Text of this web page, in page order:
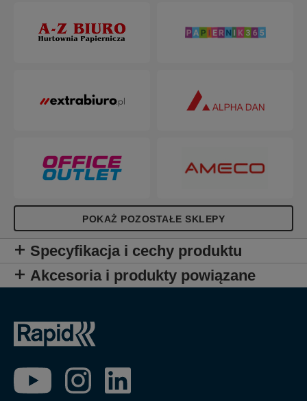
zmieści się w torebce, torbie na laptopa, a nawet w
kieszeni, stanowiąc prawdziwie mobilne i wygodne
wszystkich prostych zadań związanych ze
POKAŻ POZOSTAŁE SKLEPY
Specyfikacja i cechy produktu
Akcesoria i produkty powiązane